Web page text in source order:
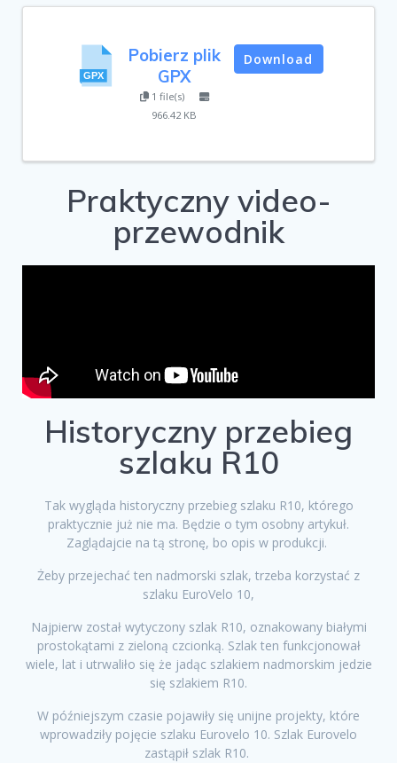
Pobierz plik
GPX
1 file(s)
966.42 KB
Download
Praktyczny video-
przewodnik
Historyczny przebieg
szlaku R10
Tak wygląda historyczny przebieg szlaku R10, którego
praktycznie już nie ma. Będzie o tym osobny artykuł.
Zaglądajcie na tą stronę, bo opis w produkcji.
Żeby przejechać ten nadmorski szlak, trzeba korzystać z
szlaku EuroVelo 10,
Najpierw został wytyczony szlak R10, oznakowany białymi
prostokątami z zieloną czcionką. Szlak ten funkcjonował
wiele, lat i utrwaliło się że jadąc szlakiem nadmorskim jedzie
się szlakiem R10.
W późniejszym czasie pojawiły się unijne projekty, które
wprowadziły pojęcie szlaku Eurovelo 10. Szlak Eurovelo
zastąpił szlak R10.